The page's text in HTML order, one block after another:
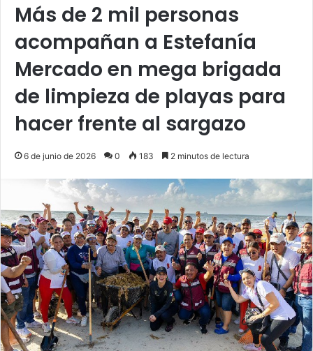
Más de 2 mil personas
acompañan a Estefanía
Mercado en mega brigada
de limpieza de playas para
hacer frente al sargazo
6 de junio de 2026 0 183 2 minutos de lectura